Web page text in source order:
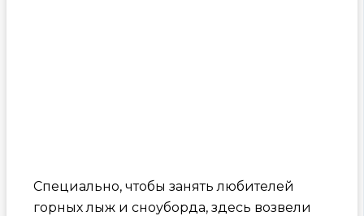
Специально, чтобы занять любителей
горных лыж и сноуборда, здесь возвели